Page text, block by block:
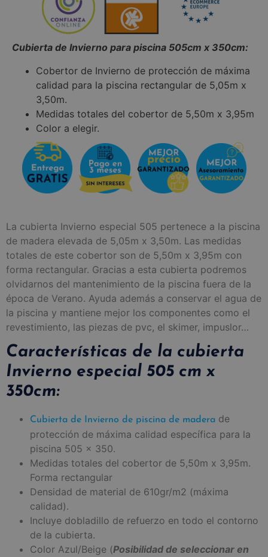
Cubierta de Invierno para piscina 505cm x 350cm:
Cobertor de Invierno de protección de máxima
calidad para la piscina rectangular de 5,05m x
3,50m.
Medidas totales del cobertor de 5,50m x 3,95m
Color a elegir.
La cubierta Invierno especial 505 pertenece a la piscina
de madera elevada de 5,05m x 3,50m. Las medidas
totales de este cobertor son de 5,50m x 3,95m con
forma rectangular. Gracias a esta cubierta podremos
olvidarnos del mantenimiento de la piscina fuera de la
época de Verano. Ayuda además a conservar el agua de
la piscina y mantiene mejor los componentes como el
revestimiento, las piezas de pvc, el skimer, impuslor…
Características de la cubierta
Invierno especial 505 cm x
350cm:
Cubierta de Invierno de piscina de madera de
protección de máxima calidad específica para la
piscina 505 x 350.
Medidas totales del cobertor de 5,50m x 3,95m.
Forma rectangular
Densidad de material de 610gr/m2 (máxima
calidad).
Incluye dobladillo de refuerzo en todo el contorno
de la cubierta.
Color Azul/Beige (Posibilidad de seleccionar en